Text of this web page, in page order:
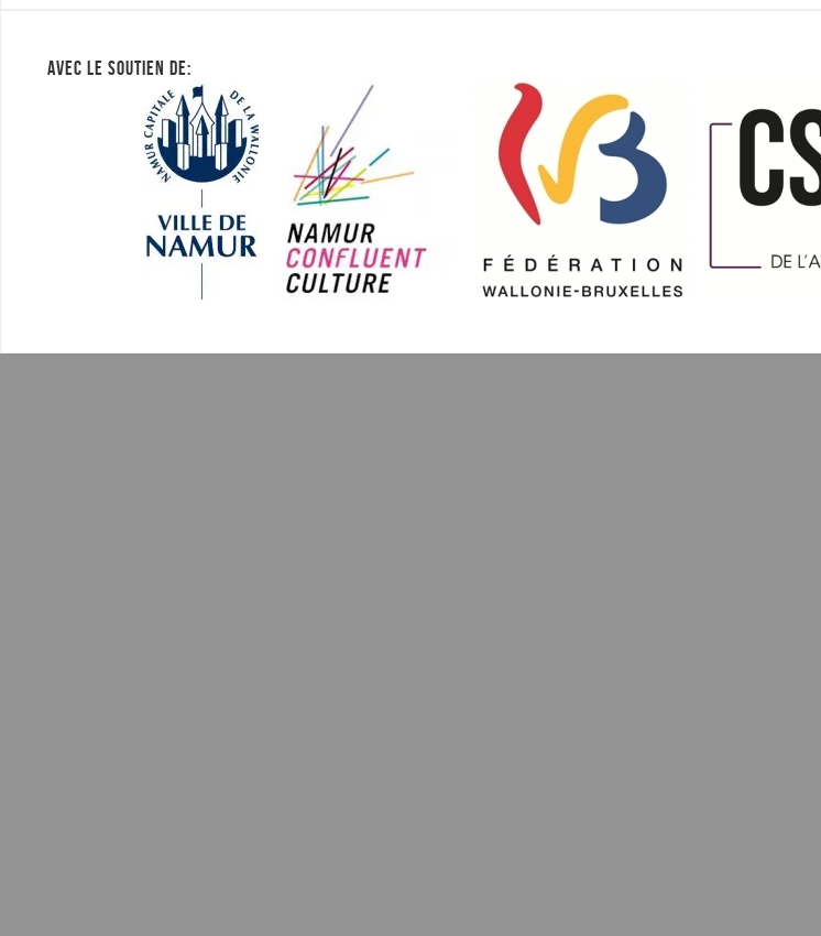
AVEC LE SOUTIEN DE: